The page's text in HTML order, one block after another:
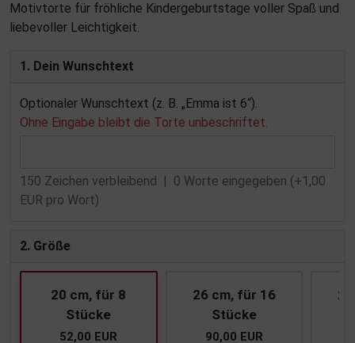
Motivtorte für fröhliche Kindergeburtstage voller Spaß und
liebevoller Leichtigkeit.
1. Dein Wunschtext
Optionaler Wunschtext (z. B. „Emma ist 6“).
Ohne Eingabe bleibt die Torte unbeschriftet.
150 Zeichen verbleibend | 0 Worte eingegeben (+1,00
EUR pro Wort)
2. Größe
20 cm, für 8
Stücke
52,00 EUR
26 cm, für 16
Stücke
90,00 EUR